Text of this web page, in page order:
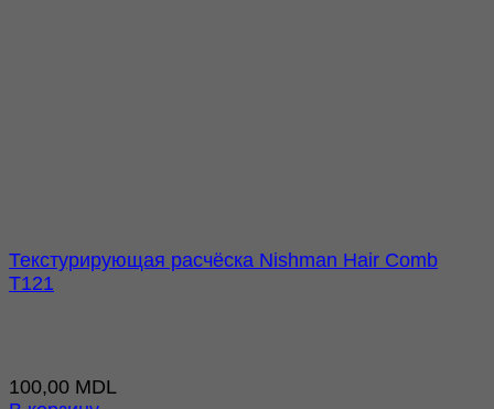
Текстурирующая расчёска Nishman Hair Comb
T121
100,00 MDL